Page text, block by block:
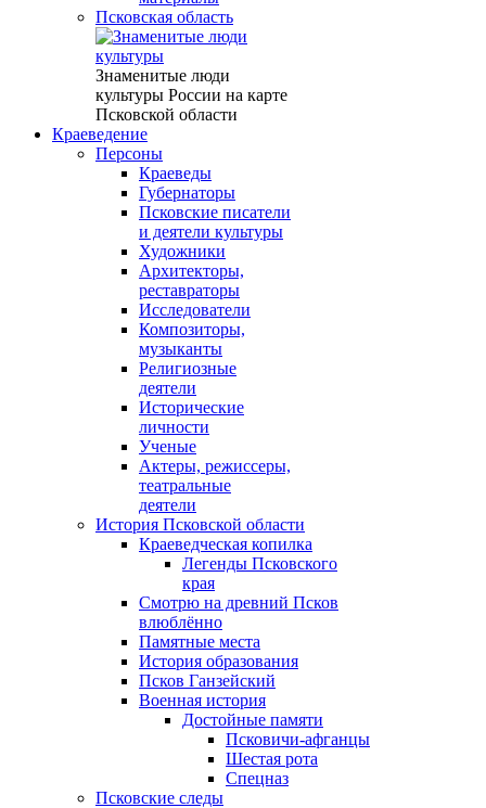
Псковская область
Знаменитые люди
культуры России на карте
Псковской области
Краеведение
Персоны
Краеведы
Губернаторы
Псковские писатели
и деятели культуры
Художники
Архитекторы,
реставраторы
Исследователи
Композиторы,
музыканты
Религиозные
деятели
Исторические
личности
Ученые
Актеры, режиссеры,
театральные
деятели
История Псковской области
Краеведческая копилка
Легенды Псковского
края
Смотрю на древний Псков
влюблённо
Памятные места
История образования
Псков Ганзейский
Военная история
Достойные памяти
Псковичи-афганцы
Шестая рота
Спецназ
Псковские следы